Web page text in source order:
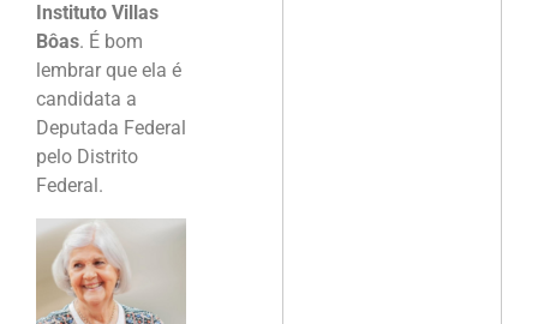
Instituto Villas
Bôas. É bom
lembrar que ela é
candidata a
Deputada Federal
pelo Distrito
Federal.